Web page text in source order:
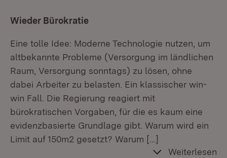
Wieder Bürokratie
Eine tolle Idee: Moderne Technologie nutzen, um
altbekannte Probleme (Versorgung im ländlichen
Raum, Versorgung sonntags) zu lösen, ohne
dabei Arbeiter zu belasten. Ein klassischer win-
win Fall. Die Regierung reagiert mit
bürokratischen Vorgaben, für die es kaum eine
evidenzbasierte Grundlage gibt. Warum wird ein
Limit auf 150m2 gesetzt? Warum […]
Weiterlesen